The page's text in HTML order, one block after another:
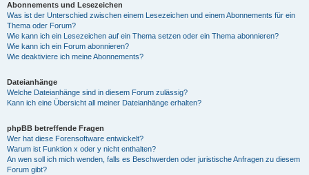
Abonnements und Lesezeichen
Was ist der Unterschied zwischen einem Lesezeichen und einem Abonnements für ein
Thema oder Forum?
Wie kann ich ein Lesezeichen auf ein Thema setzen oder ein Thema abonnieren?
Wie kann ich ein Forum abonnieren?
Wie deaktiviere ich meine Abonnements?
Dateianhänge
Welche Dateianhänge sind in diesem Forum zulässig?
Kann ich eine Übersicht all meiner Dateianhänge erhalten?
phpBB betreffende Fragen
Wer hat diese Forensoftware entwickelt?
Warum ist Funktion x oder y nicht enthalten?
An wen soll ich mich wenden, falls es Beschwerden oder juristische Anfragen zu diesem
Forum gibt?